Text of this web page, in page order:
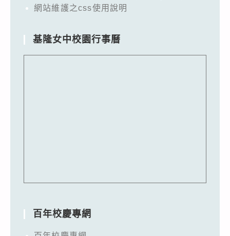
網站維護之css使用說明
基隆女中校園行事曆
百年校慶專網